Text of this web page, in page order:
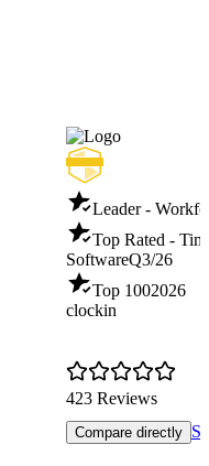
Leader -
Top Rated -
SoftwareQ3/26
Top 1002026
clockin
423 Reviews
Compare directly